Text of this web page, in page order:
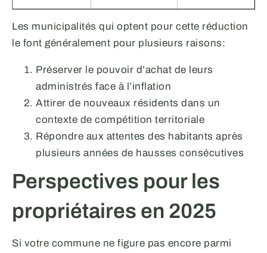
Les municipalités qui optent pour cette réduction
le font généralement pour plusieurs raisons:
Préserver le pouvoir d’achat de leurs
administrés face à l’inflation
Attirer de nouveaux résidents dans un
contexte de compétition territoriale
Répondre aux attentes des habitants après
plusieurs années de hausses consécutives
Perspectives pour les
propriétaires en 2025
Si votre commune ne figure pas encore parmi